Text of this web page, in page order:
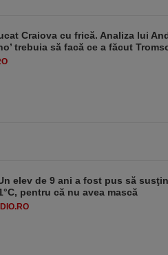
Craiova cu frică. Analiza lui
trebuia să facă ce a făcut
elev de 9 ani a fost pus să
pentru că nu avea mască